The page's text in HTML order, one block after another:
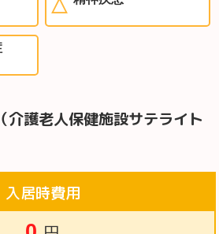
（介護老人保健施設サテライト
入居時費用